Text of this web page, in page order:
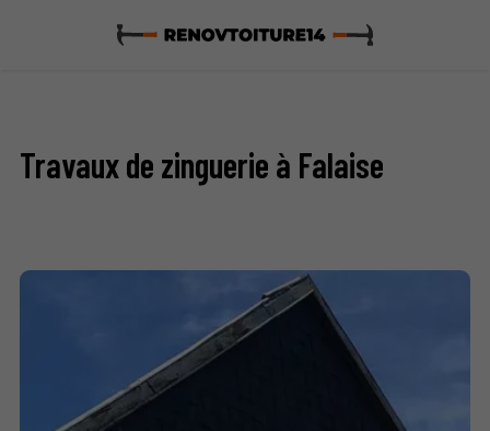
Travaux de zinguerie à Falaise